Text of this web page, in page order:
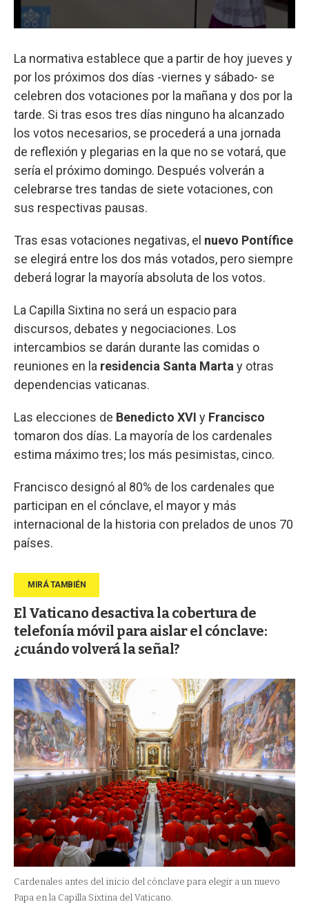
La normativa establece que a partir de hoy jueves y
por los próximos dos días -viernes y sábado- se
celebren dos votaciones por la mañana y dos por la
tarde. Si tras esos tres días ninguno ha alcanzado
los votos necesarios, se procederá a una jornada
de reflexión y plegarias en la que no se votará, que
sería el próximo domingo. Después volverán a
celebrarse tres tandas de siete votaciones, con
sus respectivas pausas.
Tras esas votaciones negativas, el nuevo Pontífice
se elegirá entre los dos más votados, pero siempre
deberá lograr la mayoría absoluta de los votos.
La Capilla Sixtina no será un espacio para
discursos, debates y negociaciones. Los
intercambios se darán durante las comidas o
reuniones en la residencia Santa Martay otras
dependencias vaticanas.
Las elecciones de Benedicto XVI y Francisco
tomaron dos días. La mayoría de los cardenales
estima máximo tres; los más pesimistas, cinco.
Francisco designó al 80% de los cardenales que
participan en el cónclave, el mayor y más
internacional de la historia con prelados de unos 70
países.
El Vaticano desactiva la cobertura de
telefonía móvil para aislar el cónclave:
¿cuándo volverá la señal?
Cardenales antes del inicio del cónclave para elegir a un nuevo
Papa en la Capilla Sixtina del Vaticano.